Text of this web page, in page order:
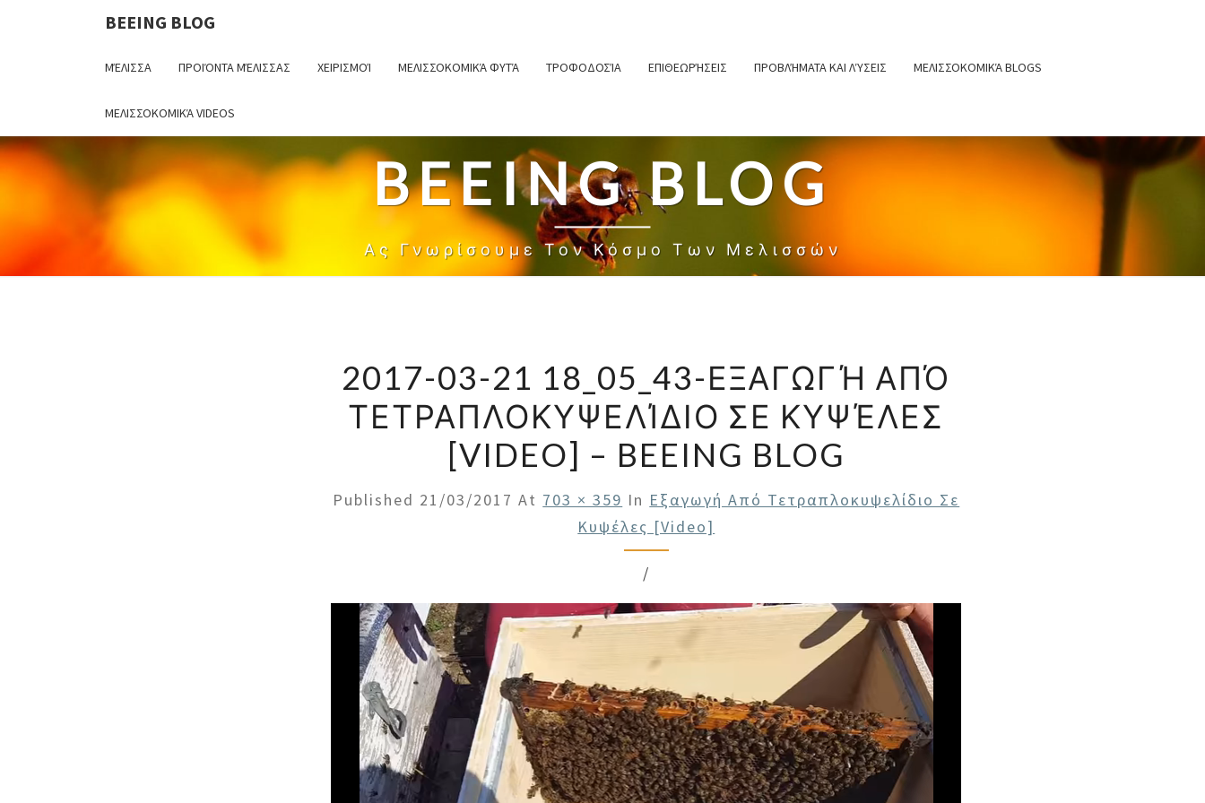
BEEING BLOG
ΜΈΛΙΣΣΑ ΠΡΟΙΌΝΤΑ ΜΈΛΙΣΣΑΣ ΧΕΙΡΙΣΜΟΊ ΜΕΛΙΣΣΟΚΟΜΙΚΆ ΦΥΤΆ ΤΡΟΦΟΔΟΣΊΑ ΕΠΙΘΕΩΡΉΣΕΙΣ ΠΡΟΒΛΉΜΑΤΑ ΚΑΙ ΛΎΣΕΙΣ ΜΕΛΙΣΣΟΚΟΜΙΚΆ BLOGS
ΜΕΛΙΣΣΟΚΟΜΙΚΆ VIDEOS
BEEING BLOG
Ας Γνωρίσουμε Τον Κόσμο Των Μελισσών
2017-03-21 18_05_43-ΕΞΑΓΩΓΉ ΑΠΌ
ΤΕΤΡΑΠΛΟΚΥΨΕΛΊΔΙΟ ΣΕ ΚΥΨΈΛΕΣ
[VIDEO] – BEEING BLOG
Published 21/03/2017 At 703 × 359 In Εξαγωγή Από Τετραπλοκυψελίδιο Σε
Κυψέλες [Video]
/